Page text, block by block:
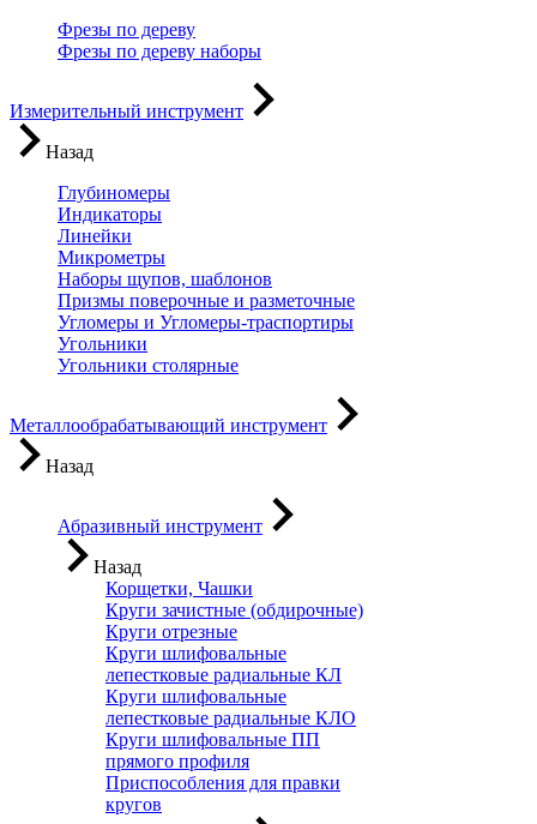
Фрезы по дереву
Фрезы по дереву наборы
Измерительный инструмент
Назад
Глубиномеры
Индикаторы
Линейки
Микрометры
Наборы щупов, шаблонов
Призмы поверочные и разметочные
Угломеры и Угломеры-траспортиры
Угольники
Угольники столярные
Металлообрабатывающий инструмент
Назад
Абразивный инструмент
Назад
Корщетки, Чашки
Круги зачистные (обдирочные)
Круги отрезные
Круги шлифовальные
лепестковые радиальные КЛ
Круги шлифовальные
лепестковые радиальные КЛО
Круги шлифовальные ПП
прямого профиля
Приспособления для правки
кругов